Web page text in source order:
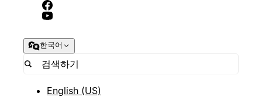
한국어
English (US)